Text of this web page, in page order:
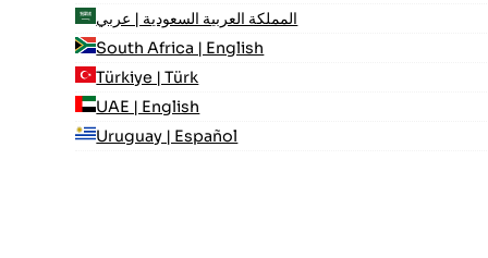
المملكة العربية السعودية | عربي
South Africa | English
Türkiye | Türk
UAE | English
Uruguay | Español